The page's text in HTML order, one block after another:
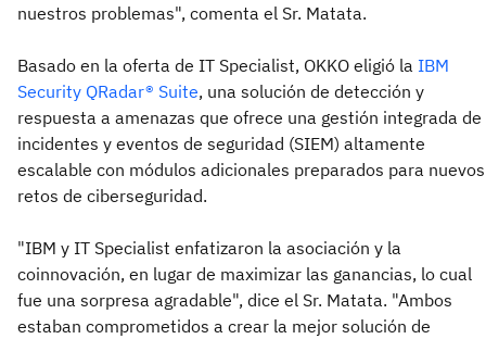
nuestros problemas", comenta el Sr. Matata.
Basado en la oferta de IT Specialist, OKKO eligió la IBM
Security QRadar® Suite, una solución de detección y
respuesta a amenazas que ofrece una gestión integrada de
incidentes y eventos de seguridad (SIEM) altamente
escalable con módulos adicionales preparados para nuevos
retos de ciberseguridad.
"IBM y IT Specialist enfatizaron la asociación y la
coinnovación, en lugar de maximizar las ganancias, lo cual
fue una sorpresa agradable", dice el Sr. Matata. "Ambos
estaban comprometidos a crear la mejor solución de